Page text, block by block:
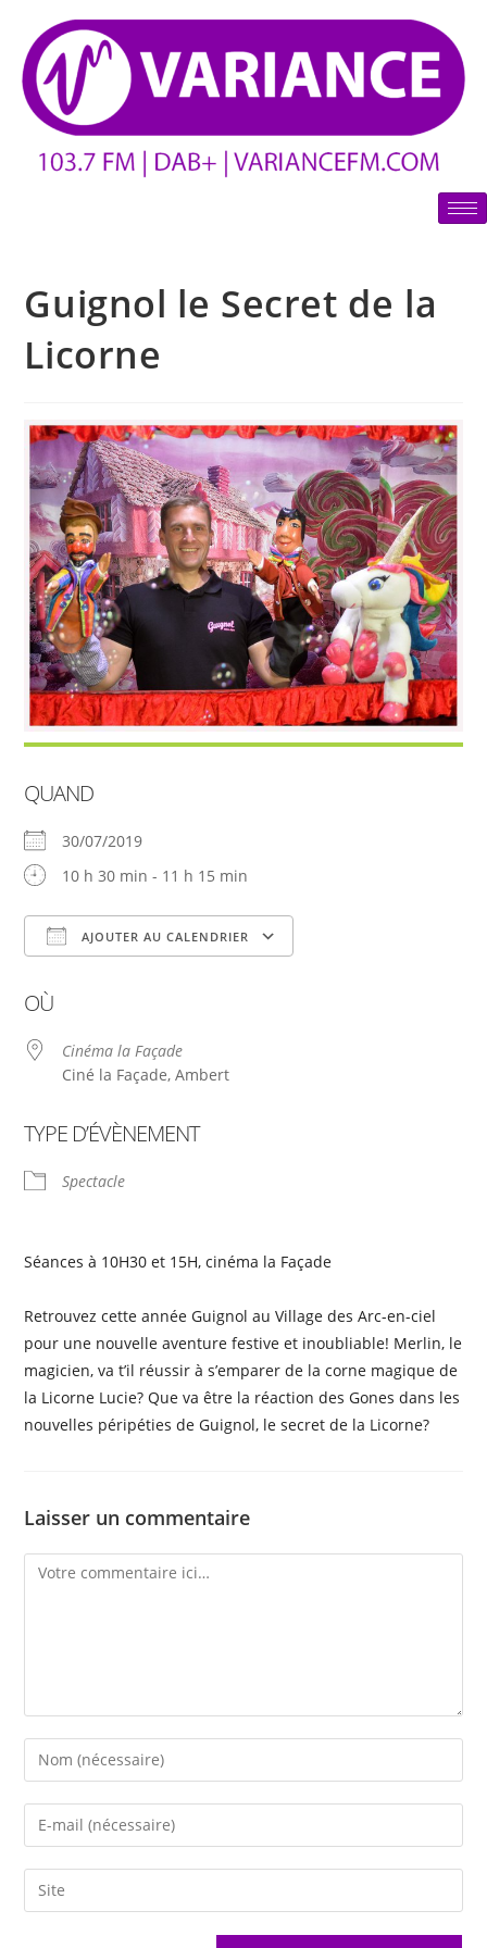
Guignol le Secret de la
Licorne
QUAND
30/07/2019
10 h 30 min - 11 h 15 min
AJOUTER AU CALENDRIER
OÙ
Cinéma la Façade
Ciné la Façade, Ambert
TYPE D’ÉVÈNEMENT
Spectacle
Séances à 10H30 et 15H, cinéma la Façade
Retrouvez cette année Guignol au Village des Arc-en-ciel
pour une nouvelle aventure festive et inoubliable! Merlin, le
magicien, va t’il réussir à s’emparer de la corne magique de
la Licorne Lucie? Que va être la réaction des Gones dans les
nouvelles péripéties de Guignol, le secret de la Licorne?
Laisser un commentaire